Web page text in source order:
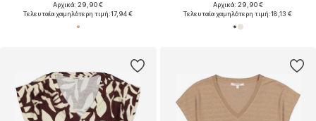
Αρχικά: 29,90 €
Τελευταία χαμηλότερη τιμή:17,94 €
Αρχικά: 29,90 €
Τελευταία χαμηλότερη τιμή:18,13 €